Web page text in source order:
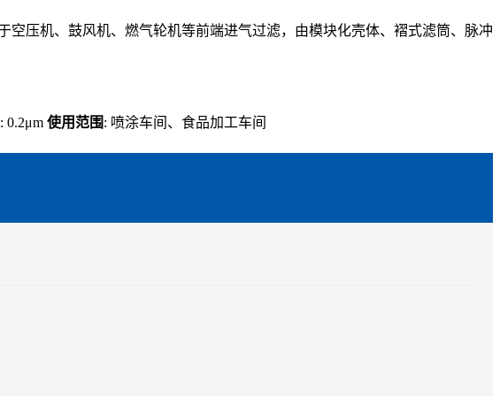
压机、鼓风机、燃气轮机等前端进气过滤，由模块化壳体、褶式滤筒、脉冲
: 0.2μm 使用范围: 喷涂车间、食品加工车间